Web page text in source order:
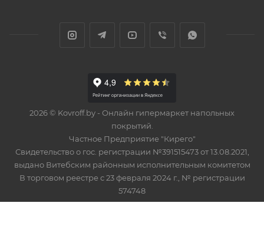
2026 © Kovroff.by - Онлайн гипермаркет напольных
покрытий.
Частное Предприятие "Кирего"
Свидетельство о гос. регистрации №391515473 от 13.08.2021,
выдано Витебским районным исполнительным комитетом
В торговом реестре с 23 февраля 2024 г., № регистрации
574748